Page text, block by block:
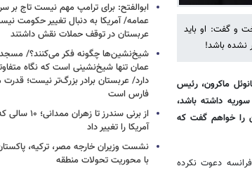
و گفت: او باید
نشده باشد!
ماکرون، رئیس
داشته باشد،
را خواهم گفت که
دعوت نکرده
ابوالفتح: برای ترامپ مهم نیست تاج بر سر
عمامه/ آمریکا به دنبال تغییر حکومت
عربستان در توقف حملات نقش داشتند
شیخ‌نشین‌ها چگونه فکر می‌کنند؟/
عمان تنها شیخ‌نشینی است که نگاه
دارد/ عربستان برادر بزرگ‌تر نیست؛
فارس است
از برنی سندرز تا
آمریکا را تغییر داد
نشست وزیران خارجه مصر، ترکیه،
با محوریت تحولات منطقه